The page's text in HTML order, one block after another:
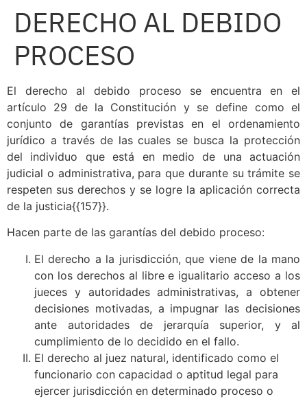
DERECHO AL DEBIDO
PROCESO
El derecho al debido proceso se encuentra en el
artículo 29 de la Constitución y se define como el
conjunto de garantías previstas en el ordenamiento
jurídico a través de las cuales se busca la protección
del individuo que está en medio de una actuación
judicial o administrativa, para que durante su trámite se
respeten sus derechos y se logre la aplicación correcta
de la justicia{{157}}.
Hacen parte de las garantías del debido proceso:
El derecho a la jurisdicción, que viene de la mano
con los derechos al libre e igualitario acceso a los
jueces y autoridades administrativas, a obtener
decisiones motivadas, a impugnar las decisiones
ante autoridades de jerarquía superior, y al
cumplimiento de lo decidido en el fallo.
El derecho al juez natural, identificado como el
funcionario con capacidad o aptitud legal para
ejercer jurisdicción en determinado proceso o